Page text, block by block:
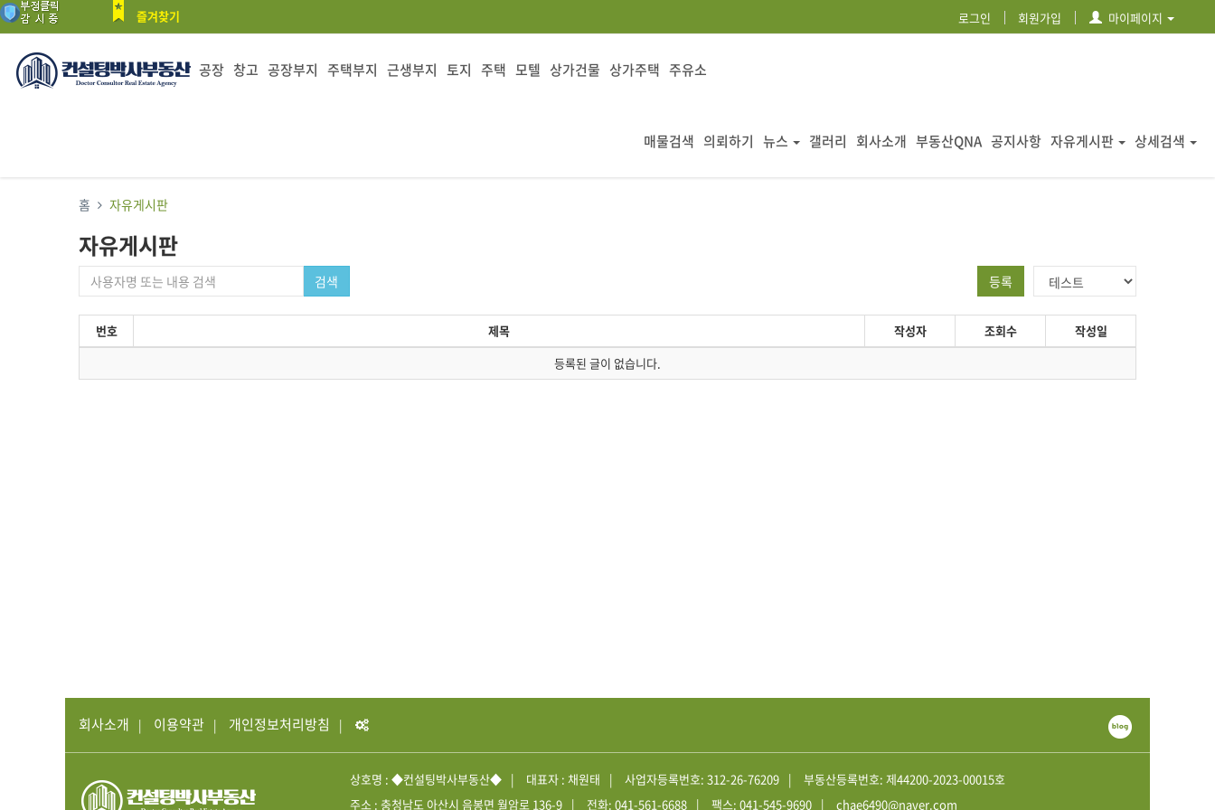
즐겨찾기 로그인 회원가입 마이페이지
공장 창고 공장부지 주택부지 근생부지 토지 주택 모텔 상가건물 상가주택 주유소
매물검색 의뢰하기 뉴스 갤러리 회사소개 부동산QNA 공지사항 자유게시판 상세검색
홈 자유게시판
자유게시판
등록
검색
번호 제목 작성자 조회수
작성일
등록된 글이 없습니다.
회사소개 이용약관 개인정보처리방침
상호명 : ◆컨설팅박사부동산◆ 대표자 : 채원태 사업자등록번호: 312-26-76209
부동산등록번호: 제44200-2023-00015호
주소 : 충청남도 아산시 음봉면 월암로 136-9 전화: 041-561-6688 팩스: 041-545-9690 chae6490@naver.com